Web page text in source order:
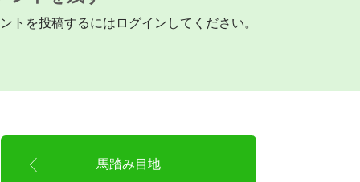
トを投稿するには ログイン してください。
馬踏み目地